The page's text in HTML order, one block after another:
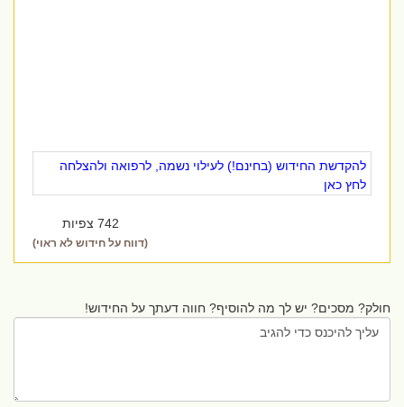
להקדשת החידוש (בחינם!) לעילוי נשמה, לרפואה ולהצלחה
לחץ כאן
742 צפיות
(דווח על חידוש לא ראוי)
חולק? מסכים? יש לך מה להוסיף? חווה דעתך על החידוש!